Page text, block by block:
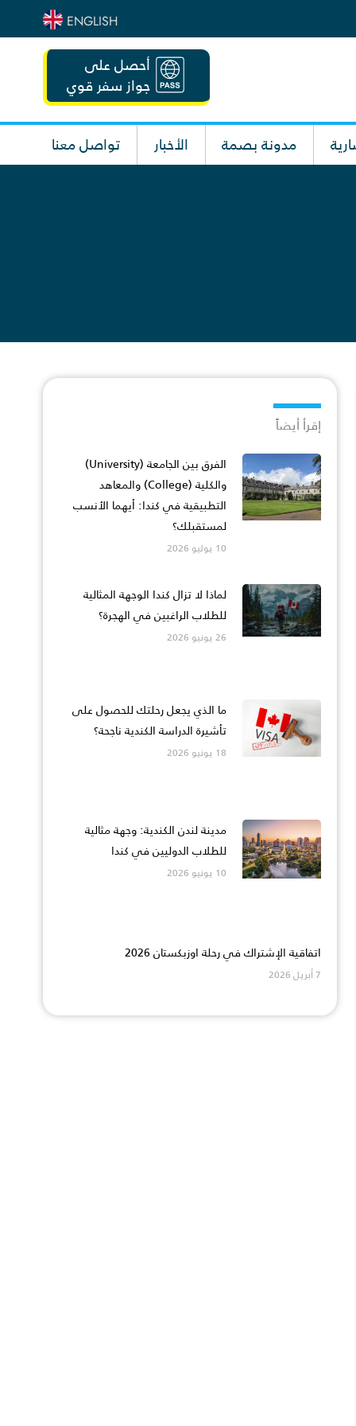
ENGLISH
أحصل على
جواز سفر قوي
مدونة بصمة الأخبار تواصل معنا
إقرأ أيضاً
الفرق بين الجامعة (University)
والكلية (College) والمعاهد
التطبيقية في كندا: أيهما الأنسب
لمستقبلك؟
10 يوليو 2026
لماذا لا تزال كندا الوجهة المثالية
للطلاب الراغبين في الهجرة؟
26 يونيو 2026
ما الذي يجعل رحلتك للحصول على
تأشيرة الدراسة الكندية ناجحة؟
18 يونيو 2026
مدينة لندن الكندية: وجهة مثالية
للطلاب الدوليين في كندا
10 يونيو 2026
اتفاقية الإشتراك في رحلة اوزبكستان 2026
7 أبريل 2026